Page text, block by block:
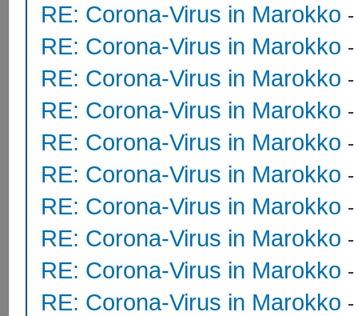
RE: Corona-Virus in Marokko
RE: Corona-Virus in Marokko
RE: Corona-Virus in Marokko
RE: Corona-Virus in Marokko
RE: Corona-Virus in Marokko
RE: Corona-Virus in Marokko
RE: Corona-Virus in Marokko
RE: Corona-Virus in Marokko
RE: Corona-Virus in Marokko
RE: Corona-Virus in Marokko